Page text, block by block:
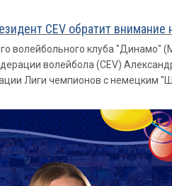
CEV обратит
волейбольного клуба
волейбола (CEV)
Лиги чемпионов с немецким